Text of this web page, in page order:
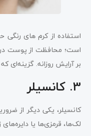
است؛ محافظت از پوست در
بر آرایش روزانه.
3. کانسیلر
کانسیلر، یکی دیگر از
لک‌ها، قرمزی‌ها یا